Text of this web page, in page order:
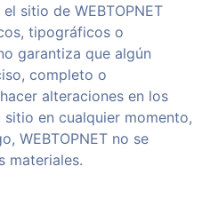
sitio de WEBTOPNET
tipográficos o
garantiza que algún
completo o
alteraciones en los
en cualquier momento,
WEBTOPNET no se
materiales.